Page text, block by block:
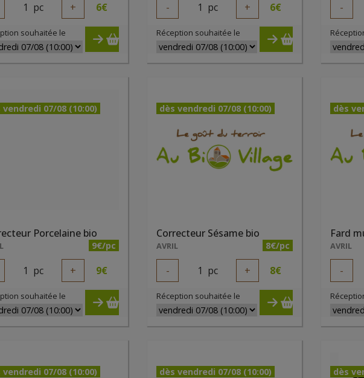
1 pc + 6€
souhaitée le
- 1 pc + 6€
Réception souhaitée le
-
vendredi 07/08 (10:00)
Porcelaine bio
9€/pc
1 pc + 9€
souhaitée le
dès vendredi 07/08 (10:00)
Correcteur Sésame bio
AVRIL 8€/pc
- 1 pc + 8€
Réception souhaitée le
dès
AVRIL
-
vendredi 07/08 (10:00) dès vendredi 07/08 (10:00) dès